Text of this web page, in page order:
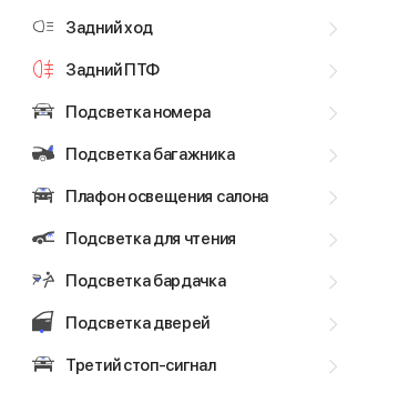
Задний ход
Задний ПТФ
Подсветка номера
Подсветка багажника
Плафон освещения салона
Подсветка для чтения
Подсветка бардачка
Подсветка дверей
Третий стоп-сигнал